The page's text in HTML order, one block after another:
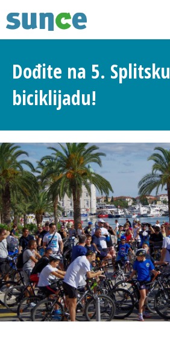
Dođite na 5. Splitsku
biciklijadu!